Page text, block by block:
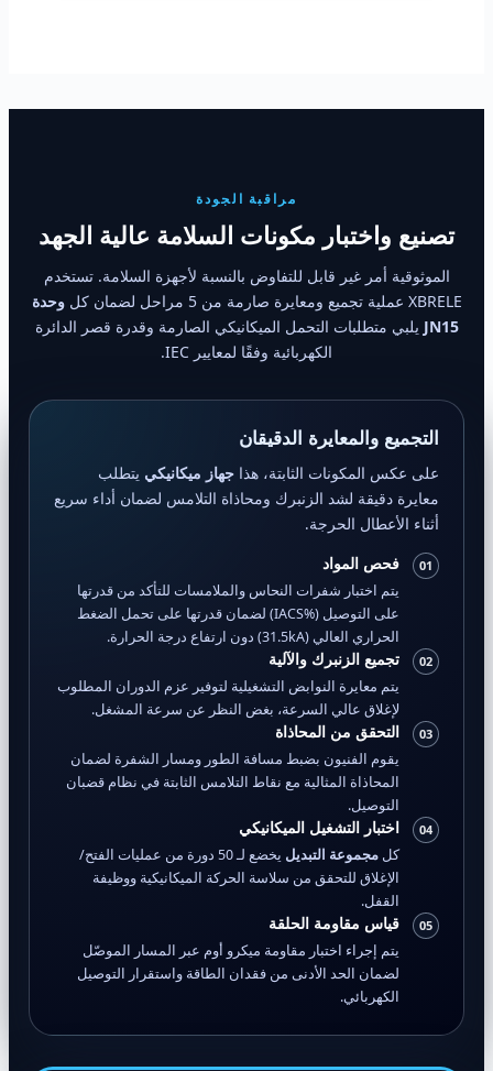
مراقبة الجودة
تصنيع واختبار مكونات السلامة عالية الجهد
الموثوقية أمر غير قابل للتفاوض بالنسبة لأجهزة السلامة. تستخدم
XBRELE عملية تجميع ومعايرة صارمة من 5 مراحل لضمان كل
وحدة
JN15 يلبي متطلبات التحمل الميكانيكي الصارمة وقدرة قصر الدائرة
الكهربائية وفقًا لمعايير IEC.
التجميع والمعايرة الدقيقان
على عكس المكونات الثابتة، هذا جهاز ميكانيكي يتطلب
معايرة دقيقة لشد الزنبرك ومحاذاة التلامس لضمان أداء سريع
أثناء الأعطال الحرجة.
01 فحص المواد
يتم اختبار شفرات النحاس والملامسات للتأكد من قدرتها
على التوصيل (%IACS) لضمان قدرتها على تحمل الضغط
الحراري العالي (31.5kA) دون ارتفاع درجة الحرارة.
02 تجميع الزنبرك والآلية
يتم معايرة النوابض التشغيلية لتوفير عزم الدوران المطلوب
لإغلاق عالي السرعة، بغض النظر عن سرعة المشغل.
03 التحقق من المحاذاة
يقوم الفنيون بضبط مسافة الطور ومسار الشفرة لضمان
المحاذاة المثالية مع نقاط التلامس الثابتة في نظام قضبان
التوصيل.
04 اختبار التشغيل الميكانيكي
كل مجموعة التبديل
يخضع لـ 50 دورة من عمليات الفتح/
الإغلاق للتحقق من سلاسة الحركة الميكانيكية ووظيفة
القفل.
05 قياس مقاومة الحلقة
يتم إجراء اختبار مقاومة ميكرو أوم عبر المسار الموصّل
لضمان الحد الأدنى من فقدان الطاقة واستقرار التوصيل
الكهربائي.